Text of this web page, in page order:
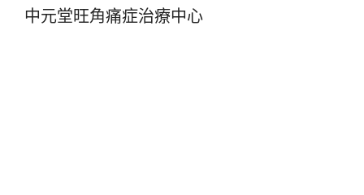
中元堂旺角痛症治療中心